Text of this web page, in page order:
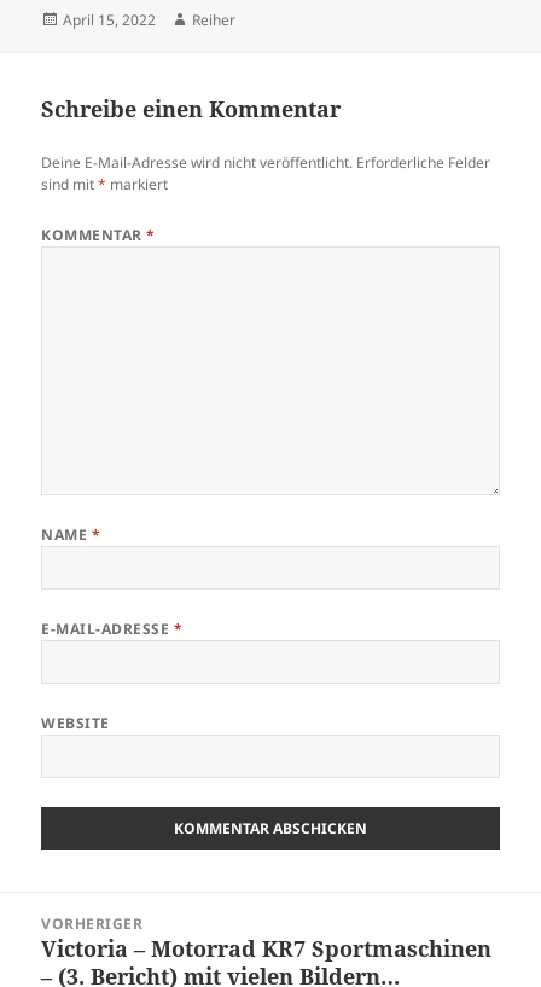
Veröffentlicht
April 15, 2022 Autor
Reiher
Schreibe einen Kommentar
Deine E-Mail-Adresse wird nicht veröffentlicht. Erforderliche Felder
sind mit* markiert
KOMMENTAR*
NAME *
E-MAIL-ADRESSE *
WEBSITE
VORHERIGER
Vorheriger
Beitrag:
Victoria – Motorrad KR7 Sportmaschinen
– (3. Bericht) mit vielen Bildern…